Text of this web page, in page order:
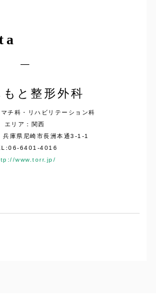
もと整形外科
チ科・リハビリテーション科
エリア：関西
庫県尼崎市長洲本通3-1-1
6401-4016
www.torr.jp/